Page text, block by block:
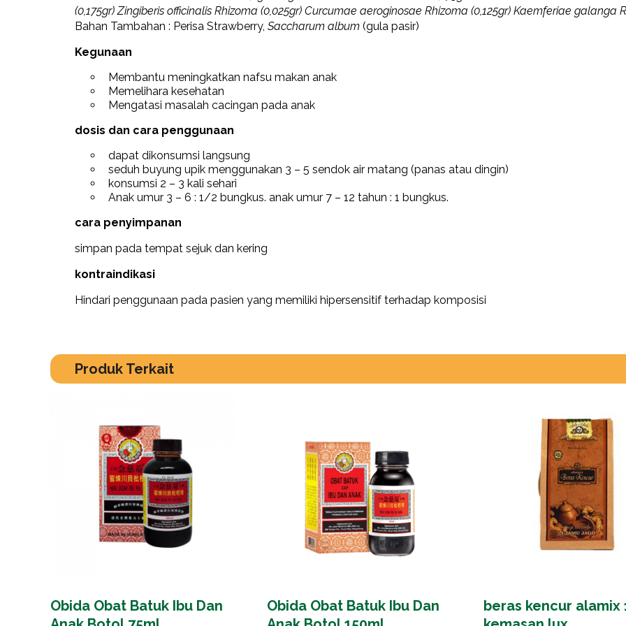
(0,175gr) Zingiberis officinalis Rhizoma (0,025gr) Curcumae aeroginosae Rhizoma (0,125gr) Kaemferiae galanga
Bahan Tambahan : Perisa Strawberry, Saccharum album (gula pasir)
Kegunaan
Membantu meningkatkan nafsu makan anak
Memelihara kesehatan
Mengatasi masalah cacingan pada anak
dosis dan cara penggunaan
dapat dikonsumsi langsung
seduh buyung upik menggunakan 3 – 5 sendok air matang (panas atau dingin)
konsumsi 2 – 3 kali sehari
Anak umur 3 – 6 : 1/2 bungkus. anak umur 7 – 12 tahun : 1 bungkus.
cara penyimpanan
simpan pada tempat sejuk dan kering
kontraindikasi
Hindari penggunaan pada pasien yang memiliki hipersensitif terhadap komposisi
Produk Terkait
Obida Obat Batuk Ibu Dan
Obida Obat Batuk Ibu Dan
beras kencur alamix